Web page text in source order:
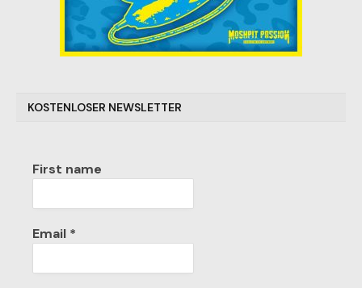
KOSTENLOSER NEWSLETTER
First name
Email *